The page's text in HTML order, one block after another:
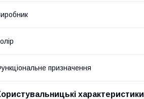
призначення
характеристики